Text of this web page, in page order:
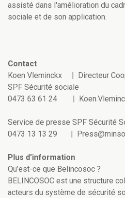
assisté dans l'amélioration du
sociale et de son application.
Contact
Koen Vleminckx | Directeur
SPF Sécurité sociale
0473 63 61 24 |
Service de presse SPF Sécurité
0473 13 13 29 |
Plus d’information
Qu’est-ce que Belincosoc ?
BELINCOSOC est une structure
acteurs du système de sécurité